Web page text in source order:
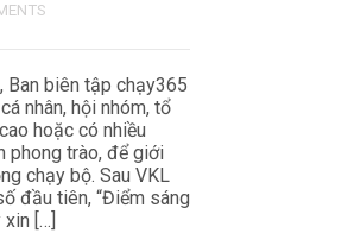
Ban biên tập chạy365
nhân, hội nhóm, tổ
hoặc có nhiều
phong trào, để giới
chạy bộ. Sau VKL
đầu tiên, “Điểm sáng
xin […]